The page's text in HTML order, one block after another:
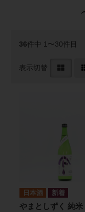
36件中 1〜30件目
表示切替
日本酒
やまとしずく 純米